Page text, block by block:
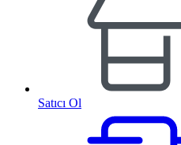
Satıcı Ol